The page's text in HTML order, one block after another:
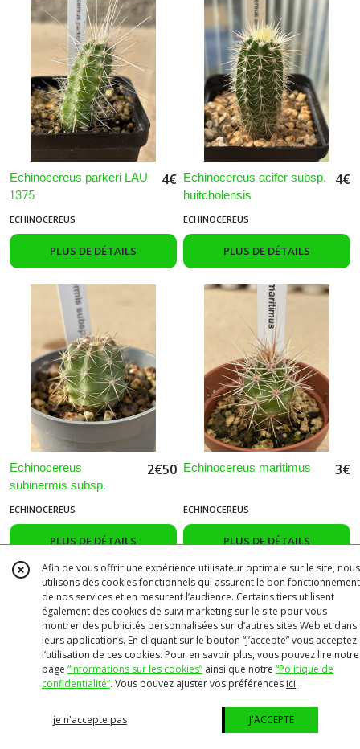
Echinocereus parkeri LAU
1375
4€
ECHINOCEREUS
PLUS DE DÉTAILS
Echinocereus acifer subsp.
huitcholensis
4€
ECHINOCEREUS
PLUS DE DÉTAILS
Echinocereus
subinermis subsp.
ochoterenae
2€50
ECHINOCEREUS
PLUS DE DÉTAILS
Echinocereus maritimus 3€
ECHINOCEREUS
PLUS DE DÉTAILS
Très rustique
Afin de vous offrir une expérience utilisateur optimale sur le site, nous
utilisons des cookies fonctionnels qui assurent le bon fonctionnement
de nos services et en mesurent l’audience. Certains tiers utilisent
également des cookies de suivi marketing sur le site pour vous
montrer des publicités personnalisées sur d’autres sites Web et dans
leurs applications. En cliquant sur le bouton “J’accepte” vous acceptez
l’utilisation de ces cookies. Pour en savoir plus, vous pouvez lire notre
page “Informations sur les cookies” ainsi que notre “Politique de
confidentialité“. Vous pouvez ajuster vos préférences ici.
je n'accepte pas J'ACCEPTE